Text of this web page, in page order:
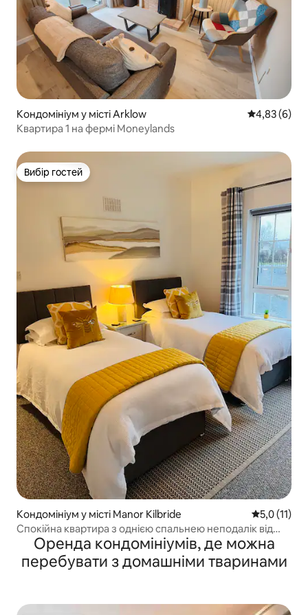
Кондомініум у місті Arklow Середня
4,83 (6)
Квартира 1 на фермі Moneylands
Вибір гостей
Вибір гостей
Кондомініум у місті Manor Kilbride Середня
5,0 (11)
Спокійна квартира з однією спальнею неподалік від
Дубліна
Оренда кондомініумів, де можна
перебувати з домашніми тваринами